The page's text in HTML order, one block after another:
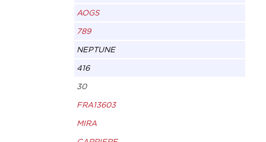
AOGS
789
NEPTUNE
416
30
FRA13603
MIRA